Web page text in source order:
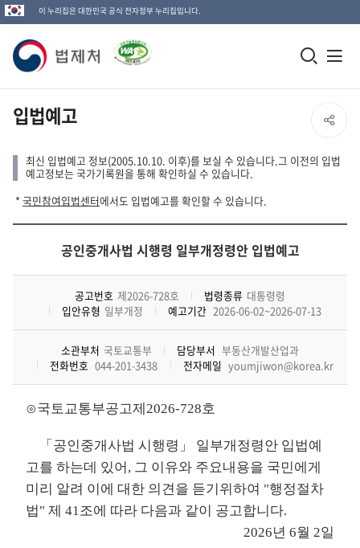
이 누리집은 대한민국 공식 전자정부 누리집입니다.
법
제
처
고
모
색
입법예고
최신 입법예고 정보(2005.10.10. 이후)를 보실 수 있습니다.그 이전의 입법
예고정보는 국가기록원을 통해 확인하실 수 있습니다.
SNS
공
열
* 국민참여입법센터에서도 입법예고를 확인할 수 있습니다.
공인중개사법 시행령 일부개정령안 입법예고
공고번호 제2026-728호 법령종류 대통령령
입안유형 일부개정 예고기간 2026-06-02~2026-07-13
소관부처 국토교통부 담당부서 부동산개발산업과
전화번호 044-201-3438 전자메일 youmjiwon@korea.kr
⊙국토교통부공고제2026-728호
「공인중개사법 시행령」 일부개정령안 입법예
고를 하는데 있어, 그 이유와 주요내용을 국민에게
미리 알려 이에 대한 의견을 듣기위하여 "행정절차
법" 제 41조에 따라 다음과 같이 공고합니다.
2026년 6월 2일